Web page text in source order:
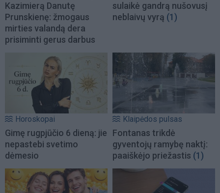
Kazimierą Danutę
Prunskienę: žmogaus
mirties valandą dera
prisiminti gerus darbus
sulaikė gandrą nušovusį
neblaivų vyrą (1)
Horoskopai
Gimę rugpjūčio 6 dieną: jie
nepastebi svetimo
dėmesio
Klaipėdos pulsas
Fontanas trikdė
gyventojų ramybę naktį:
paaiškėjo priežastis (1)